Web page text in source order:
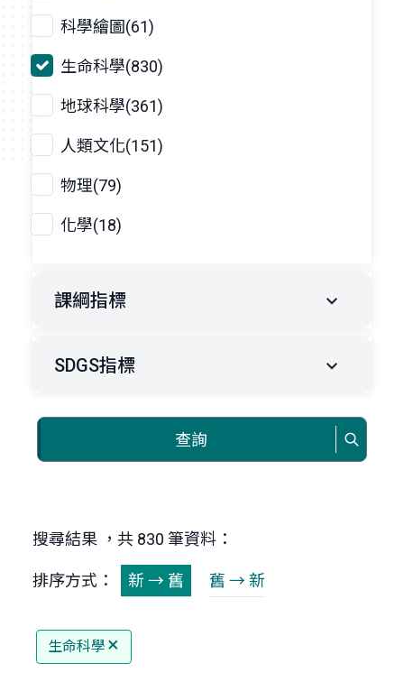
科學繪圖(61)
生命科學(830)
地球科學(361)
人類文化(151)
物理(79)
化學(18)
課綱指標
SDGS指標
查詢
搜尋結果 ，共 830 筆資料：
排序方式： 新 → 舊 舊 → 新
生命科學